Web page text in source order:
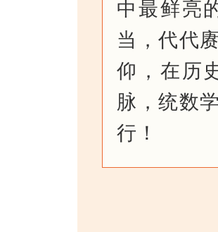
中最鲜亮
当，代代
仰，在历
脉，统数
行！